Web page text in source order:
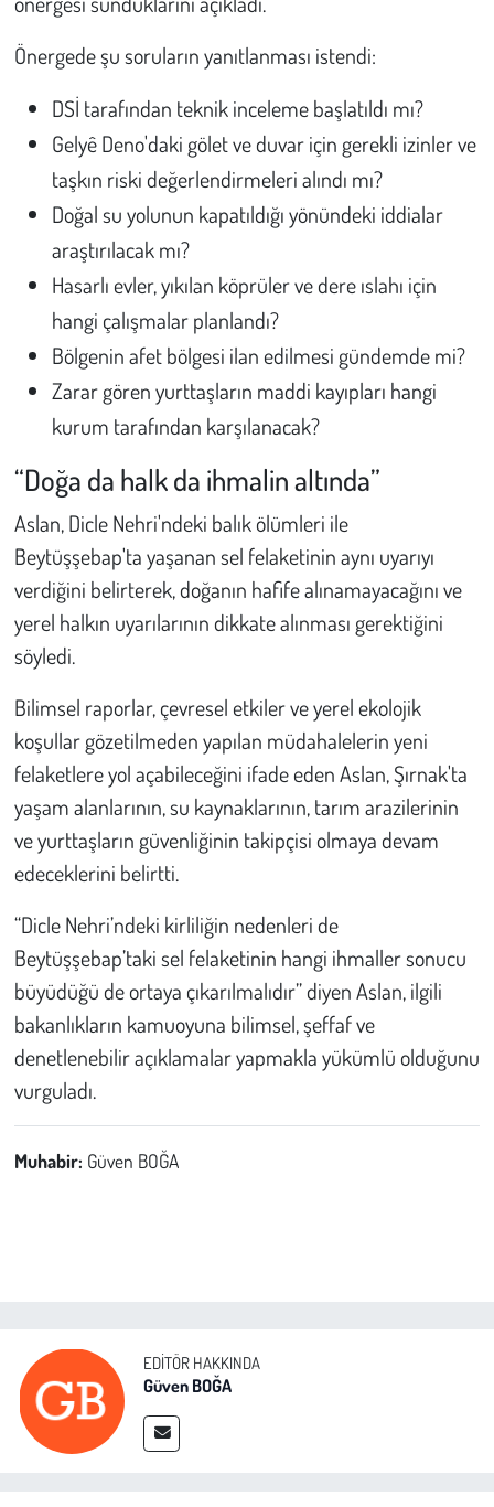
Önergede şu soruların yanıtlanması istendi:
DSİ tarafından teknik inceleme başlatıldı mı?
Gelyê Deno'daki gölet ve duvar için gerekli izinler ve
taşkın riski değerlendirmeleri alındı mı?
Doğal su yolunun kapatıldığı yönündeki iddialar
araştırılacak mı?
Hasarlı evler, yıkılan köprüler ve dere ıslahı için
hangi çalışmalar planlandı?
Bölgenin afet bölgesi ilan edilmesi gündemde mi?
Zarar gören yurttaşların maddi kayıpları hangi
kurum tarafından karşılanacak?
“Doğa da halk da ihmalin altında”
Aslan, Dicle Nehri'ndeki balık ölümleri ile
Beytüşşebap'ta yaşanan sel felaketinin aynı uyarıyı
verdiğini belirterek, doğanın hafife alınamayacağını ve
yerel halkın uyarılarının dikkate alınması gerektiğini
söyledi.
Bilimsel raporlar, çevresel etkiler ve yerel ekolojik
koşullar gözetilmeden yapılan müdahalelerin yeni
felaketlere yol açabileceğini ifade eden Aslan, Şırnak'ta
yaşam alanlarının, su kaynaklarının, tarım arazilerinin
ve yurttaşların güvenliğinin takipçisi olmaya devam
edeceklerini belirtti.
“Dicle Nehri’ndeki kirliliğin nedenleri de
Beytüşşebap’taki sel felaketinin hangi ihmaller sonucu
büyüdüğü de ortaya çıkarılmalıdır” diyen Aslan, ilgili
bakanlıkların kamuoyuna bilimsel, şeffaf ve
denetlenebilir açıklamalar yapmakla yükümlü olduğunu
vurguladı.
Muhabir: Güven BOĞA
EDITÖR HAKKINDA
Güven BOĞA